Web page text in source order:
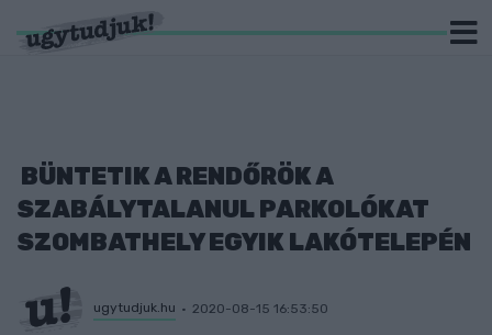
BÜNTETIK A RENDŐRÖK A
SZABÁLYTALANUL PARKOLÓKAT
SZOMBATHELY EGYIK LAKÓTELEPÉN
ugytudjuk.hu 2020-08-15 16:53:50